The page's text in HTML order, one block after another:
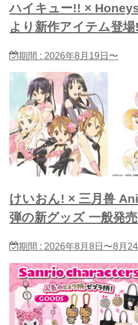
ハイキュー!! ×
より新作アイテム登場!
期間 : 2026年8月19日〜
けいおん! × 三月兽
弾の新グッズ 一般発
期間 : 2026年8月8日〜8月